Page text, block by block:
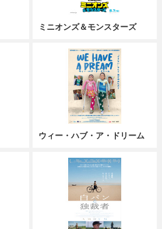
ミニオンズ＆モンスターズ
ウィー・ハブ・ア・ドリーム